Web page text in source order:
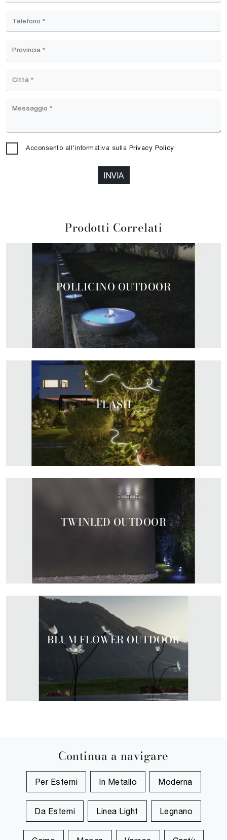
Prodotti Correlati
POLLICINO OUTDOOR
FLASH
TWINLED OUTDOOR
BLUM FLOWER OUTDOOR
Acconsento all'informativa sulla Privacy Policy
INVIA
Continua a navigare
Per Esterni In Metallo Moderna
Da Esterni Linea Light Legnano